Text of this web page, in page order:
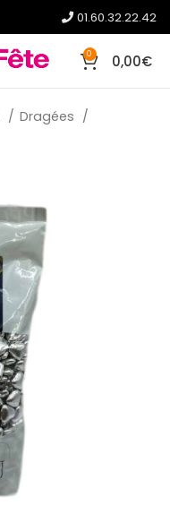
01.60.32.22.42
0 0,00€
Dragées